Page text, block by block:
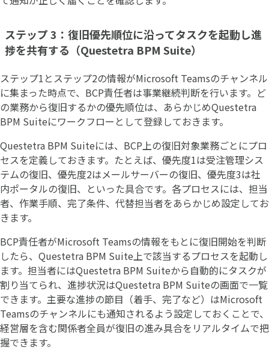
ステップ 3：復旧優先順位に沿ってタスクを起動し進
捗を共有する（Questetra BPM Suite）
ステップ1とステップ2の情報がMicrosoft Teamsのチャンネル
に集まった時点で、BCP責任者は事業継続判断を行います。ど
の業務から復旧するかの優先順位は、あらかじめQuestetra
BPM Suiteにワークフローとして登録しておきます。
Questetra BPM Suiteには、BCP上の復旧対象業務ごとにプロ
セスを定義しておきます。たとえば、優先度1は受注管理シス
テムの復旧、優先度2はメールサーバーの復旧、優先度3は社
内ポータルの復旧、といった具合です。各プロセスには、担当
者、作業手順、完了条件、代替担当者をあらかじめ設定してお
きます。
BCP責任者がMicrosoft Teamsの情報をもとに復旧開始を判断
したら、Questetra BPM Suite上で該当するプロセスを起動し
ます。担当者にはQuestetra BPM Suiteから自動的にタスクが
割り当てられ、進捗状況はQuestetra BPM Suiteの画面で一覧
できます。主要な進捗の節目（着手、完了など）はMicrosoft
Teamsのチャンネルにも通知されるよう設定しておくことで、
経営層を含む関係者全員が復旧の進み具合をリアルタイムで把
握できます。